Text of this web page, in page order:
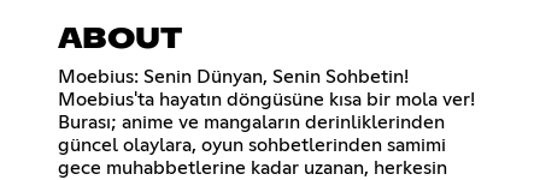
ABOUT
Moebius: Senin Dünyan, Senin Sohbetin!
Moebius'ta hayatın döngüsüne kısa bir mola ver!
Burası; anime ve mangaların derinliklerinden
güncel olaylara, oyun sohbetlerinden samimi
gece muhabbetlerine kadar uzanan, herkesin